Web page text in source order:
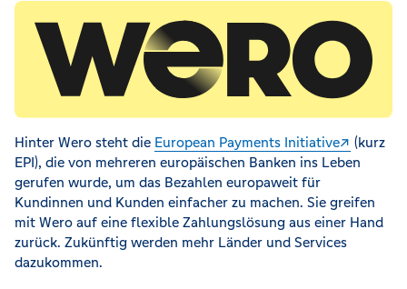
Hinter Wero steht die European Payments Initiative
(kurz
EPI), die von mehreren europäischen Banken ins Leben
gerufen wurde, um das Bezahlen europaweit für
Kundinnen und Kunden einfacher zu machen. Sie greifen
mit Wero auf eine flexible Zahlungslösung aus einer Hand
zurück. Zukünftig werden mehr Länder und Services
dazukommen.